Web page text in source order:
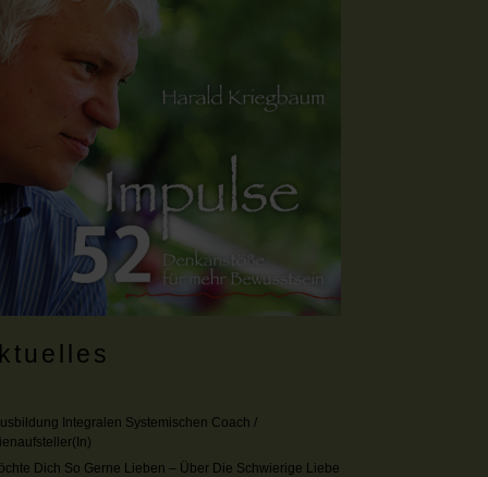
Integralen Systemischen Coach /
Dich So Gerne Lieben – Über Die Schwierige Liebe